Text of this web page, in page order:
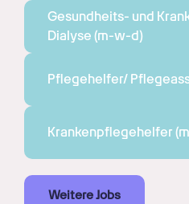
Gesundheits- und
Dialyse (m-w-d)
Pflegehelfer/
Krankenpflegehelfer
Weitere Jobs